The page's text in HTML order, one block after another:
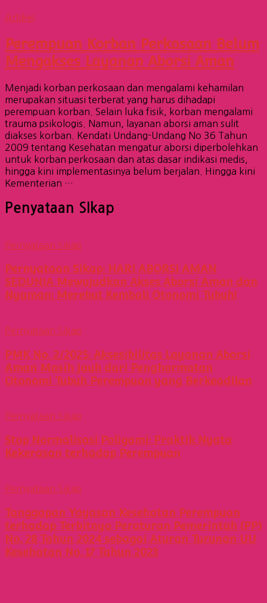
Artikel
Perempuan Korban Perkosaan Belum
Mengakses Layanan Aborsi Aman
Menjadi korban perkosaan dan mengalami kehamilan
merupakan situasi terberat yang harus dihadapi
perempuan korban. Selain luka fisik, korban mengalami
trauma psikologis. Namun, layanan aborsi aman sulit
diakses korban. Kendati Undang-Undang No 36 Tahun
2009 tentang Kesehatan mengatur aborsi diperbolehkan
untuk korban perkosaan dan atas dasar indikasi medis,
hingga kini implementasinya belum berjalan. Hingga kini
Kementerian …
Penyataan SIkap
Pernyataan Sikap
Pernyataan Sikap: HARI ABORSI AMAN
SEDUNIA Mewujudkan Akses Aborsi Aman dan
Nyaman; Merebut Kembali Otonomi Tubuh!
Pernyataan Sikap
PMK No. 2/2025: Aksesibilitas Layanan Aborsi
Aman Masih Jauh dari Penghormatan
Otonomi Tubuh Perempuan yang Berkeadilan
Pernyataan Sikap
Stop Normalisasi Poligami: Praktik Nyata
Kekerasan terhadap Perempuan
Pernyataan Sikap
Tanggapan Yayasan Kesehatan Perempuan
terhadap Terbitnya Peraturan Pemerintah (PP)
No. 28 Tahun 2024 sebagai Aturan Turunan UU
Kesehatan No. 17 Tahun 2023